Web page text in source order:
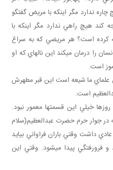
ندارد مگر اينکه با مريض گفتگو
هيچ راهي ندارد مگر اينکه با
است؟ هر مريضي که به سراغ
را درمان مي کند اين ناله اي که او
است.
علماي ما شيعه است اين قبر مطهرش
است.
خيلي اين قسمت ها معمور نبود.
در جوار حرم حضرت عبدالعظيم(سلام
عادي داشت وقتي باران فراواني بيايد
و فرورفتگي پيدا مي شود. وقتي اين